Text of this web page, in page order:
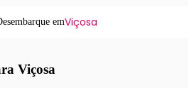
emViçosa
Viçosa